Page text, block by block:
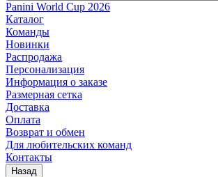
Panini World Cup 2026
Каталог
Команды
Новинки
Распродажа
Персонализация
Информация о заказе
Размерная сетка
Доставка
Оплата
Возврат и обмен
Для любительских команд
Контакты
Назад